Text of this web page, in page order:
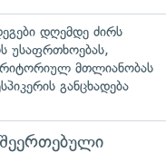
დღემდე ძირს
უსაფრთხოებას,
მთლიანობას
განცხადება